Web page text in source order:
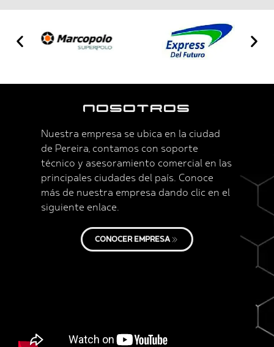
Nosotros
Nuestra empresa se ubica en la ciudad
de Pereira, contamos con soporte
técnico y asesoramiento comercial en las
principales ciudades del país. Conoce
más de nuestra empresa dando clic en el
siguiente enlace.
CONOCER EMPRESA